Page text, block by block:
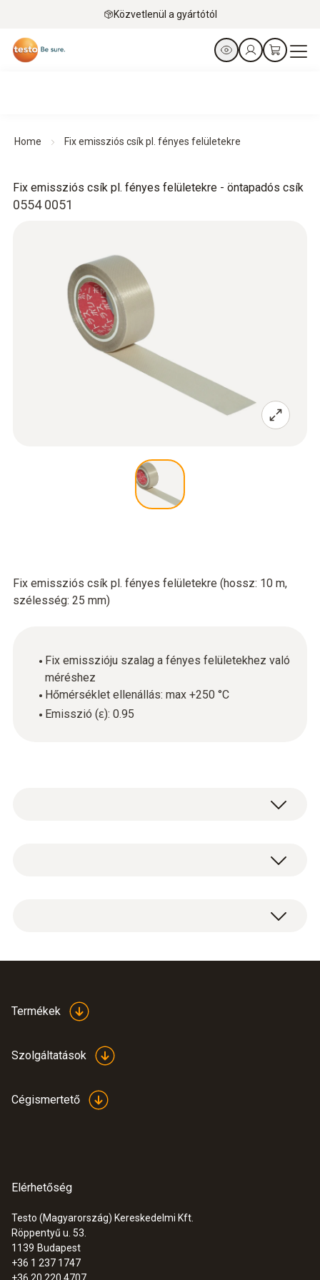
Közvetlenül a gyártótól
Home Fix emissziós csík pl. fényes felületekre
0554 0051
Fix emissziós csík pl. fényes felületekre - öntapadós csík
Fix emissziós csík pl. fényes felületekre (hossz: 10 m,
szélesség: 25 mm)
Fix emisszióju szalag a fényes felületekhez való
méréshez
Hőmérséklet ellenállás: max +250 °C
Emisszió (ɛ): 0.95
:0560 8314
testo 830-T4 - Infra hőmérsékletmérő
műszer
Termékek
Szolgáltatások
Cégismertető
Elérhetőség
Testo (Magyarország) Kereskedelmi Kft.
Röppentyű u. 53.
1139 Budapest
+36 1 237 1747